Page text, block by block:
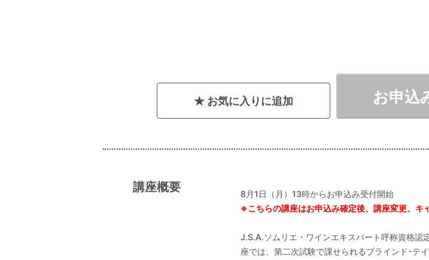
お気に入りに追加 お申込
講座概要
8月1日（月）13時からお申込み受付開始
※こちらの講座はお申込み確定後、講座変更、キ
J.S.A.ソムリエ・ワインエキスパート呼称資格認
座では、第二次試験で課せられるブラインド･テ